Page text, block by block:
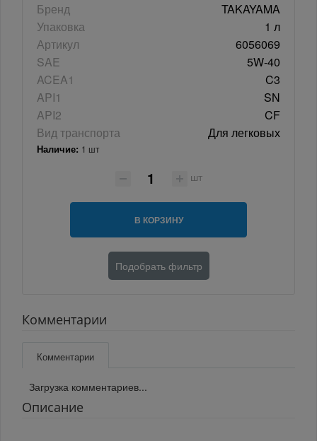
Бренд
TAKAYAMA
Упаковка
1 л
Артикул
6056069
SAE
5W-40
ACEA1
C3
API1
SN
API2
CF
Вид транспорта
Для легковых
Наличие: 1 шт
шт
В КОРЗИНУ
Подобрать фильтр
Комментарии
Комментарии
Загрузка комментариев...
Описание